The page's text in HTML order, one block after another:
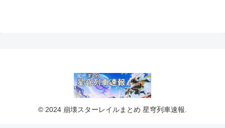
© 2024 崩壊スターレイルまとめ 星穹列車速報.